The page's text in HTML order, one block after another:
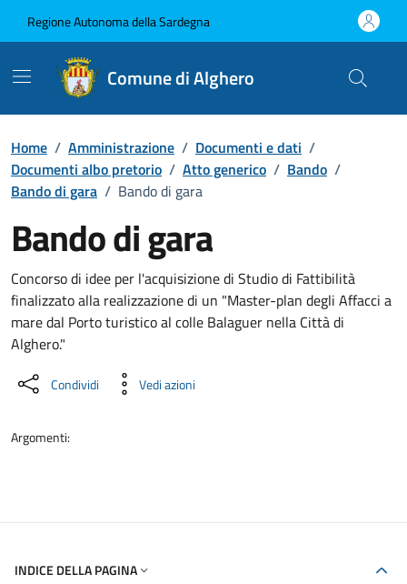
Regione Autonoma della Sardegna
Comune di Alghero
Home / Amministrazione / Documenti e dati /
Documenti albo pretorio / Atto generico / Bando /
Bando di gara / Bando di gara
Bando di gara
Dettaglio del documento
Concorso di idee per l'acquisizione di Studio di Fattibilità
finalizzato alla realizzazione di un "Master-plan degli Affacci a
mare dal Porto turistico al colle Balaguer nella Città di
Alghero."
Condividi Vedi azioni
Argomenti:
INDICE DELLA PAGINA